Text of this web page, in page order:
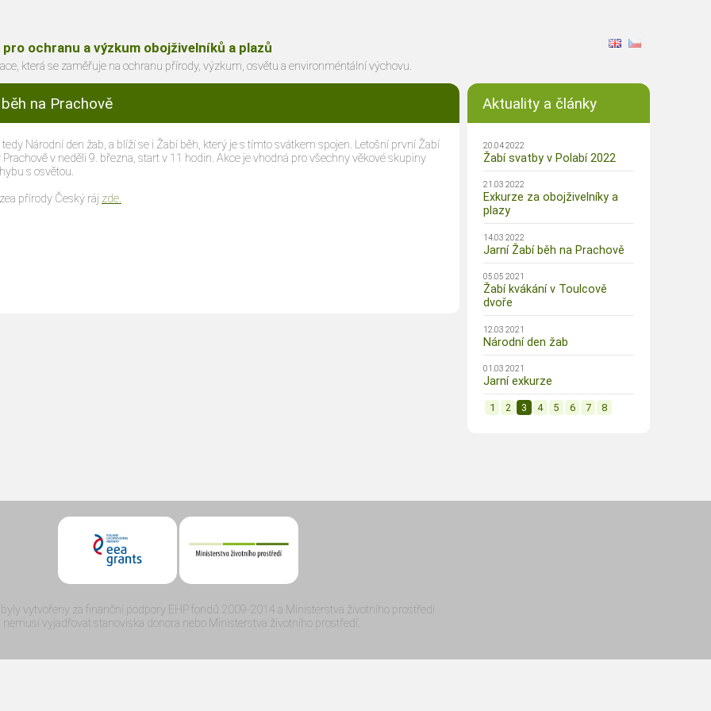
pro ochranu a výzkum obojživelníků a plazů
která se zaměřuje na ochranu přírody, výzkum, osvětu a environméntální výchovu.
na Prachově
tedy Národní den žab, a blíží se i Žabí běh, který je s tímto svátkem spojen. Letošní první Žabí
v neděli 9. března, start v 11 hodin. Akce je vhodná pro všechny věkové skupiny
s osvětou.
přírody Český ráj zde.
Aktuality a články
20.04 2022
Žabí svatby v Polabí 2022
21.03 2022
Exkurze za obojživelníky a
plazy
14.03 2022
Jarní Žabí běh na Prachově
05.05 2021
Žabí kvákání v Toulcově
dvoře
12.03 2021
Národní den žab
01.03 2021
Jarní exkurze
1 2 3 4 5 6 7 8
vytvořeny za finanční podpory EHP fondů 2009-2014 a Ministerstva životního prostředí
nemusí vyjadřovat stanoviska donora nebo Ministerstva životního prostředí.